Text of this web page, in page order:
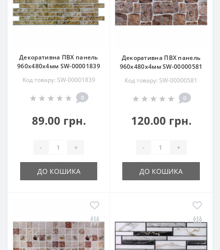
Декоративна ПВХ панель
960х480х4мм SW-00001839
Код товару: SW-00001839
0
89.00 грн.
- +
ДО КОШИКА
Декоративна ПВХ панель
960х480х4мм SW-00000581
Код товару: SW-00000581
0
120.00 грн.
- +
ДО КОШИКА